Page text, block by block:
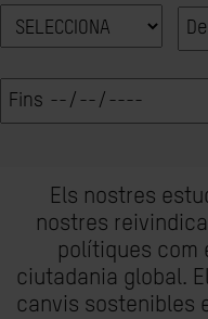
Els nostres
nostres
polítiques com
ciutadania global.
canvis sostenibles